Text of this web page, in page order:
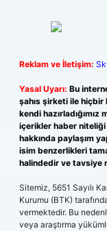
Reklam ve İletişim:
Yasal Uyarı: Bu
şahıs şirketi ile hiçbir
kendi
içerikler haber
hakkında paylaşım
isim benzerlikleri
halindedir ve tavsiye
Sitemiz, 5651 Sayılı
Kurumu (BTK)
vermektedir. Bu
veya araştırma